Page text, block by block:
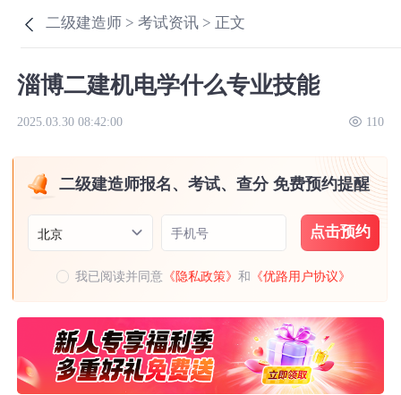
二级建造师 >考试资讯 > 正文
淄博二建机电学什么专业技能
2025.03.30 08:42:00 110
二级建造师报名、考试、查分 免费预约提醒
北京 手机号 点击预约
我已阅读并同意 《隐私政策》和 《优路用户协议》